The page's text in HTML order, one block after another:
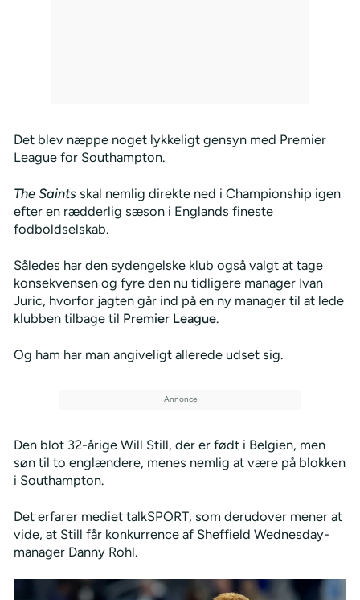
Det blev næppe noget lykkeligt gensyn med Premier
League for Southampton.
The Saintsskal nemlig direkte ned i Championship igen
efter en rædderlig sæson i Englands fineste
fodboldselskab.
Således har den sydengelske klub også valgt at tage
konsekvensen og fyre den nu tidligere manager Ivan
Juric, hvorfor jagten går ind på en ny manager til at lede
klubben tilbage til Premier League.
Og ham har man angiveligt allerede udset sig.
Den blot 32-årige Will Still, der er født i Belgien, men
søn til to englændere, menes nemlig at være på blokken
i Southampton.
Det erfarer mediet talkSPORT, som derudover mener at
vide, at Still får konkurrence af Sheffield Wednesday-
manager Danny Rohl.